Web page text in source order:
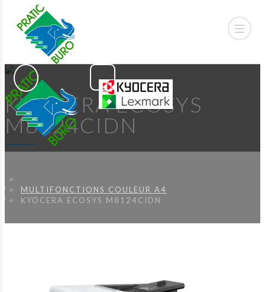
KYOCERA ECOSYS
M8124CIDN
MULTIFONCTIONS COULEUR A4
KYOCERA ECOSYS M8124CIDN